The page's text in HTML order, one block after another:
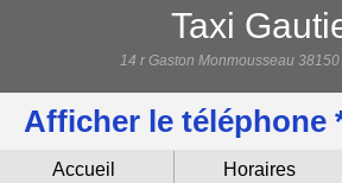
Taxi
14 r Gaston Monmousseau
Afficher le téléphone
Accueil Horaires